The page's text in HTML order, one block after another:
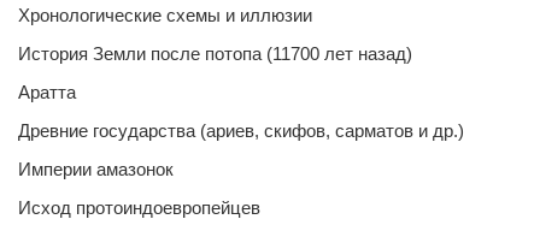
Хронологические схемы и иллюзии
История Земли после потопа (11700 лет назад)
Аратта
Древние государства (ариев, скифов, сарматов и др.)
Империи амазонок
Исход протоиндоевропейцев